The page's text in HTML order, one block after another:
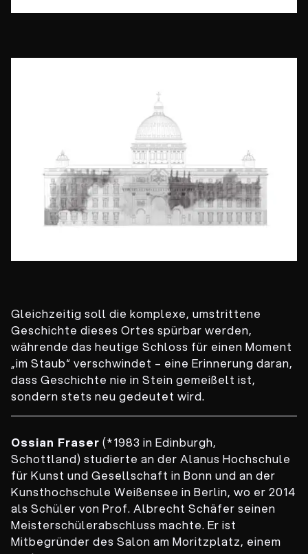
Gleichzeitig soll die komplexe, umstrittene
Geschichte dieses Ortes spürbar werden,
währende das heutige Schloss für einen Moment
„im Staub“ verschwindet – eine Erinnerung daran,
dass Geschichte nie in Stein gemeißelt ist,
sondern stets neu gedeutet wird.
Ossian Fraser (*1983 in Edinburgh,
Schottland) studierte an der Alanus Hochschule
für Kunst und Gesellschaft in Bonn und an der
Kunsthochschule Weißensee in Berlin, wo er 2014
als Schüler von Prof. Albrecht Schäfer seinen
Meisterschülerabschluss machte. Er ist
Mitbegründer des Salon am Moritzplatz, einem